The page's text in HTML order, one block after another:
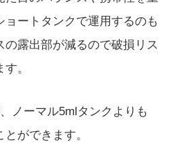
ートタンクで運用するのも
露出部が減るので破損リス
。
ノーマル5mlタンクよりも
ができます。